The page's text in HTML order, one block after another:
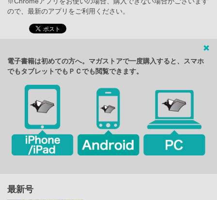
ので、最新のアプリをご利用ください。
電子書籍は初めての方へ。マガストアで一度購入すると、スマホ
でもタブレットでもＰＣでも閲覧できます。
最新号